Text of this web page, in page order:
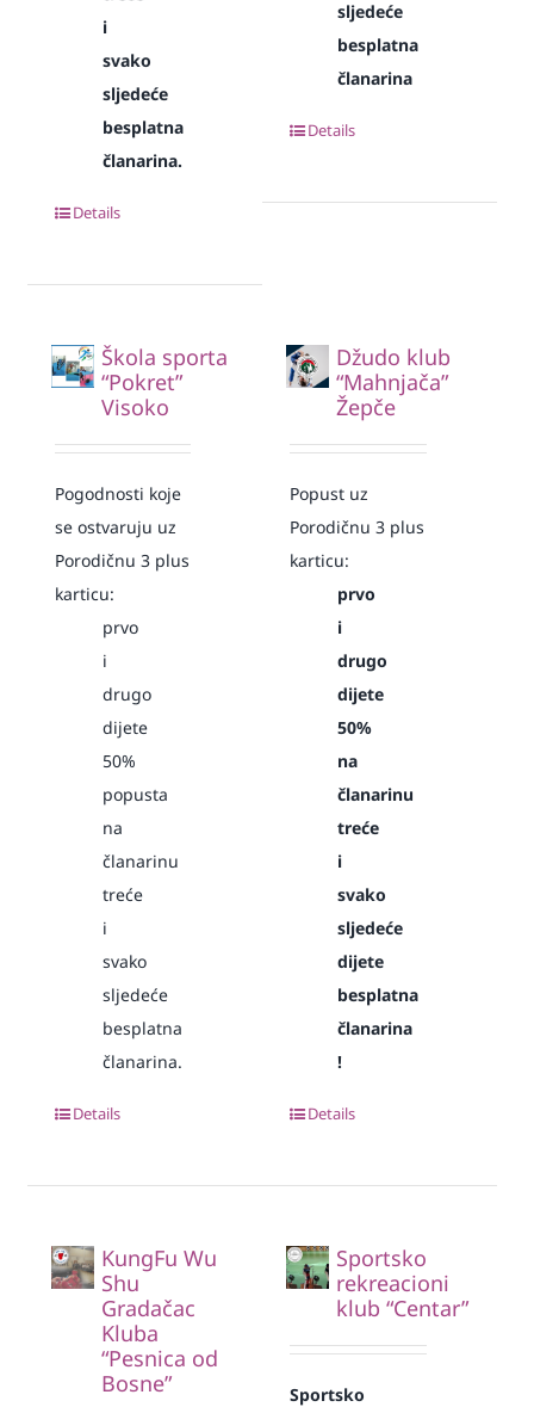
i
svako
sljedeće
besplatna
članarina.
Details
sljedeće
besplatna
članarina
Details
Škola sporta
“Pokret”
Visoko
Pogodnosti koje
se ostvaruju uz
Porodičnu 3 plus
karticu:
prvo
i
drugo
dijete
50%
popusta
na
članarinu
treće
i
svako
sljedeće
besplatna
članarina.
Details
Džudo klub
“Mahnjača”
Žepče
Popust uz
Porodičnu 3 plus
karticu:
prvo
i
drugo
dijete
50%
na
članarinu
treće
i
svako
sljedeće
dijete
besplatna
članarina
!
Details
KungFu Wu
Shu
Gradačac
Kluba
“Pesnica od
Bosne”
Sportsko
rekreacioni
klub “Centar”
Sportsko